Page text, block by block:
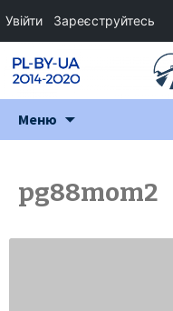
Меню
pg88mom2
Увійти Зареєструйтесь